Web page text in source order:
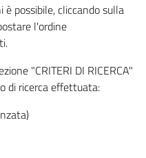
possibile, cliccando sulla
l'ordine
"CRITERI DI RICERCA"
di ricerca effettuata: